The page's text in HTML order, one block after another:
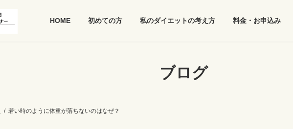
HOME 初めての方 私のダイエットの考え方 料金・お申込み
ブログ
若い時のように体重が落ちないのはなぜ？